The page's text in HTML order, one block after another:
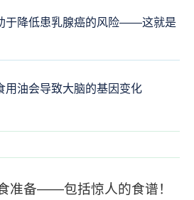
于降低患乳腺癌的风险——这就是
用油会导致大脑的基因变化
准备——包括惊人的食谱！